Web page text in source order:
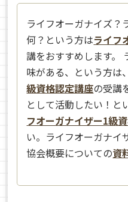
ライフオーガナイズ？
何？という方はライフ
講をおすすめします。
味がある、という方は、
級資格認定講座の受講
として活動したい！と
フオーガナイザー1級
い。ライフオーガナイ
協会概要についての資